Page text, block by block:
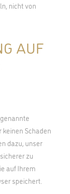
nicht von
AUF
keinen Schaden
dazu, unser
zu
auf Ihrem
speichert.